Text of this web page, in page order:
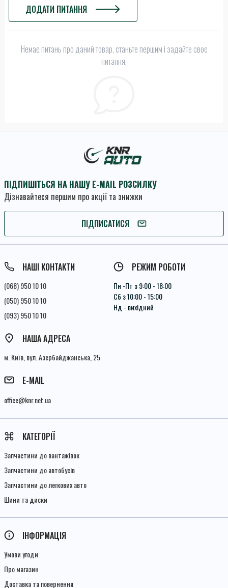
ДОДАТИ ПИТАННЯ
Немає питань про даний товар, станьте першим і задайте своє
питання.
ПІДПИШІТЬСЯ НА НАШУ E-MAIL РОЗСИЛКУ
Дізнавайтеся першим про акції та знижки
ПІДПИСАТИСЯ
ПІДПИШІТЬСЯ
Умови угоди
НАШІ КОНТАКТИ
(068) 950 10 10
(050) 950 10 10
(093) 950 10 10
РЕЖИМ РОБОТИ
Пн -Пт з 9:00 - 18:00
Сб з 10:00 - 15:00
Нд - вихідний
НАША АДРЕСА
м. Київ, вул. Азербайджанська, 25
E-MAIL
office@knr.net.ua
КАТЕГОРІЇ
Запчастини до вантажівок
Запчастини до автобусів
Запчастини до легкових авто
Шини та диски
ІНФОРМАЦІЯ
Умови угоди
Про магазин
Доставка та повернення